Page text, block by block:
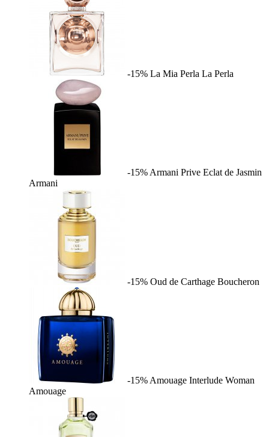
-15% La Mia Perla La Perla
-15% Armani Prive Eclat de Jasmin
Armani
-15% Oud de Carthage Boucheron
-15% Amouage Interlude Woman
Amouage